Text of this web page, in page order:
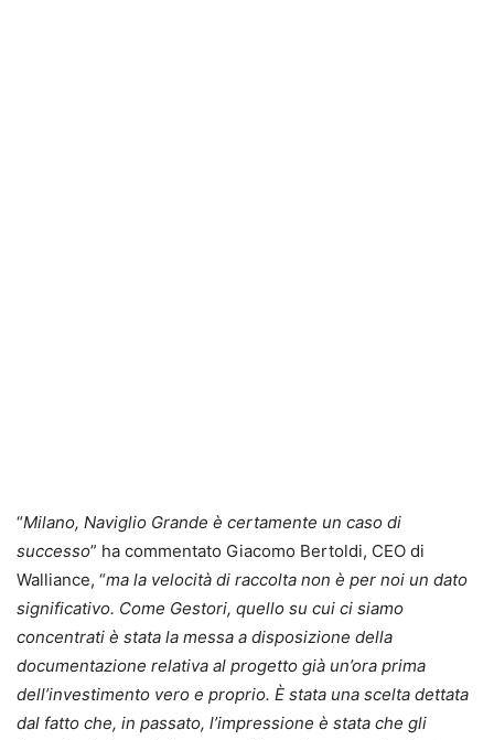
“Milano, Naviglio Grande è certamente un caso di
successo” ha commentato Giacomo Bertoldi, CEO di
Walliance, “ma la velocità di raccolta non è per noi un dato
significativo. Come Gestori, quello su cui ci siamo
concentrati è stata la messa a disposizione della
documentazione relativa al progetto già un’ora prima
dell’investimento vero e proprio. È stata una scelta dettata
dal fatto che, in passato, l’impressione è stata che gli